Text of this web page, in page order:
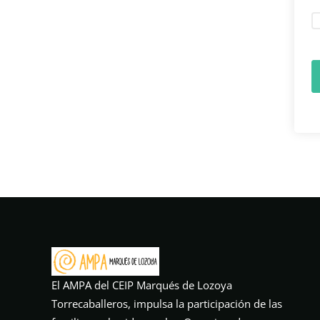
El AMPA del CEIP Marqués de Lozoya
Torrecaballeros, impulsa la participación de las